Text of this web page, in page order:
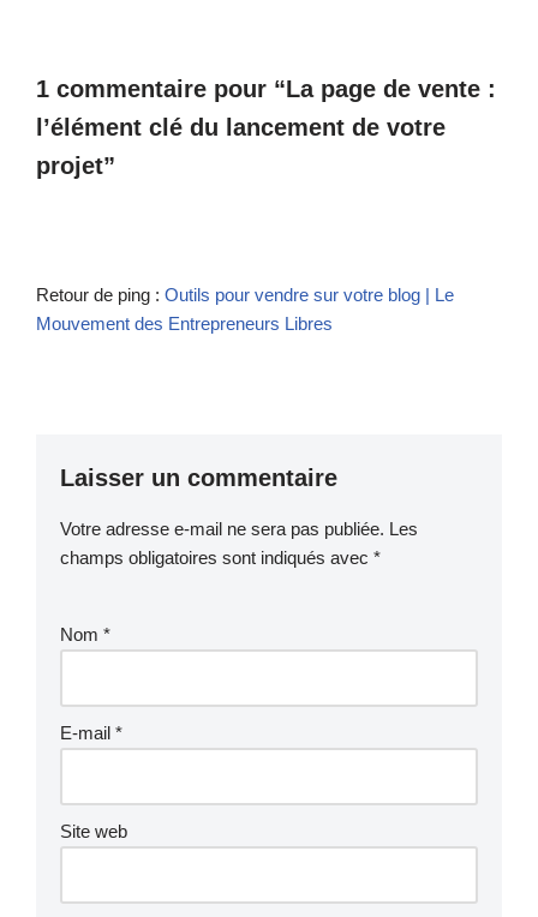
1 commentaire pour “La page de vente :
l’élément clé du lancement de votre
projet”
Retour de ping : Outils pour vendre sur votre blog | Le
Mouvement des Entrepreneurs Libres
Laisser un commentaire
Votre adresse e-mail ne sera pas publiée. Les
champs obligatoires sont indiqués avec *
Nom *
E-mail *
Site web